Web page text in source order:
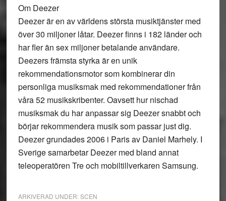
Om Deezer
Deezer är en av världens största musiktjänster med
över 30 miljoner låtar. Deezer finns i 182 länder och
har fler än sex miljoner betalande användare.
Deezers främsta styrka är en unik
rekommendationsmotor som kombinerar din
personliga musiksmak med rekommendationer från
våra 52 musikskribenter. Oavsett hur nischad
musiksmak du har anpassar sig Deezer snabbt och
börjar rekommendera musik som passar just dig.
Deezer grundades 2006 i Paris av Daniel Marhely. I
Sverige samarbetar Deezer med bland annat
teleoperatören Tre och mobiltillverkaren Samsung.
ARKIVERAD UNDER:SCEN